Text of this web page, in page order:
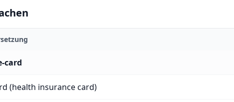
card
(health insurance card)